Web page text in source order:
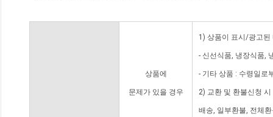
상품에
문제가 있을 경우
1) 상품이 표시/광고된
- 신선식품, 냉장식품,
- 기타 상품 : 수령일로
2) 교환 및 환불신청
배송, 일부환불, 전체